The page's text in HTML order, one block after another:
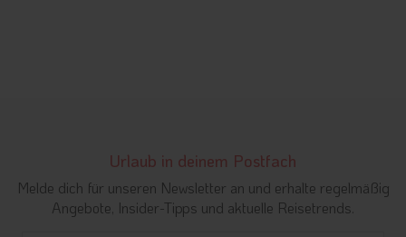
Urlaub in deinem Postfach
Melde dich für unseren Newsletter an und erhalte regelmäßig
Angebote, Insider-Tipps und aktuelle Reisetrends.